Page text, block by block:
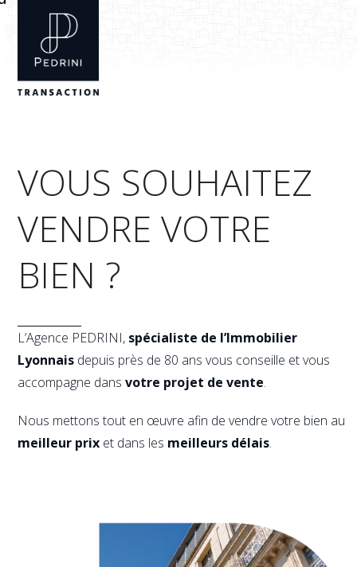
Skip
content
Open
mobile
menu
Close
mobile
menu
VOUS SOUHAITEZ
VENDRE VOTRE
BIEN ?
L’Agence PEDRINI, spécialiste de l’Immobilier
Lyonnais depuis près de 80 ans vous conseille et vous
accompagne dansvotre projet de vente.
Nous mettons tout en œuvre afin de vendre votre bien au
meilleur prix et dans les meilleurs délais.